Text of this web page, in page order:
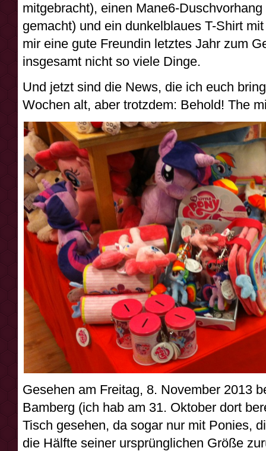
mitgebracht), einen Mane6-
gemacht) und ein dunkelblaues T-Shirt
mir eine gute Freundin letztes Jahr zum
insgesamt nicht so viele Dinge.
Und jetzt sind die News, die ich euch
Wochen alt, aber trotzdem: Behold! The
Gesehen am Freitag, 8. November 2013
Bamberg (ich hab am 31. Oktober dort
Tisch gesehen, da sogar nur mit Ponies,
die Hälfte seiner ursprünglichen Größe